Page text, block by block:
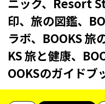
印、旅の図鑑、
ラボ、BOOKS 旅
KS 旅と健康、
OOKSのガイドブ